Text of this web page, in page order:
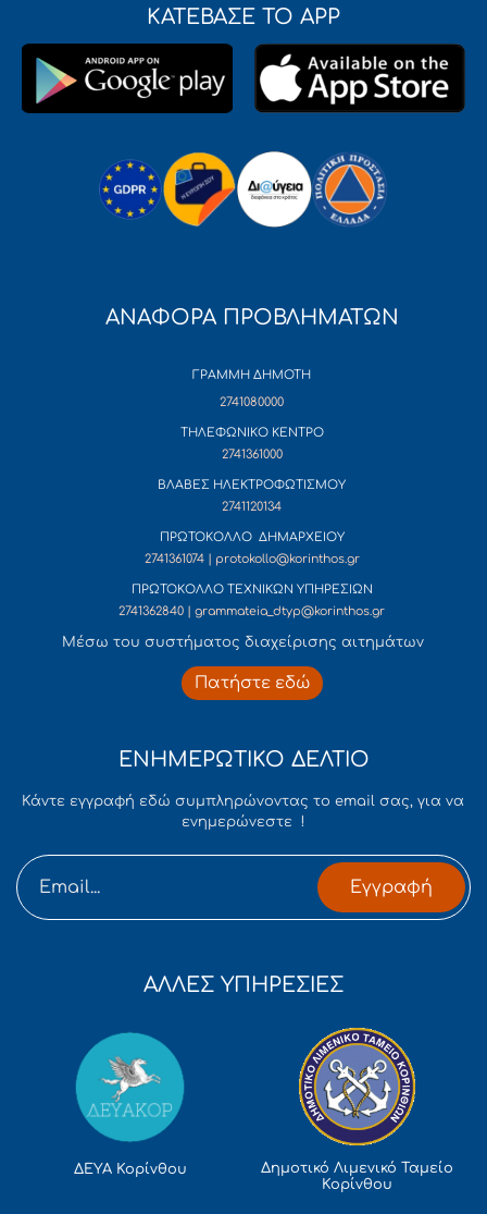
ΚΑΤΕΒΑΣΕ ΤΟ APP
ΑΝΑΦΟΡΑ ΠΡΟΒΛΗΜΑΤΩΝ
ΓΡΑΜΜΗ ΔΗΜΟΤΗ
2741080000
ΤΗΛΕΦΩΝΙΚΟ ΚΕΝΤΡΟ
2741361000
ΒΛΑΒΕΣ ΗΛΕΚΤΡΟΦΩΤΙΣΜΟΥ
2741120134
ΠΡΩΤΟΚΟΛΛΟ ΔΗΜΑΡΧΕΙΟΥ
2741361074 | protokollo@korinthos.gr
ΠΡΩΤΟΚΟΛΛΟ ΤΕΧΝΙΚΩΝ ΥΠΗΡΕΣΙΩΝ
2741362840 | grammateia_dtyp@korinthos.gr
Mέσω του συστήματος διαχείρισης αιτημάτων
Πατήστε εδώ
ΕΝΗΜΕΡΩΤΙΚΟ ΔΕΛΤΙΟ
Κάντε εγγραφή εδώ συμπληρώνοντας το email σας, για να
ενημερώνεστε !
Εγγραφή
ΑΛΛΕΣ ΥΠΗΡΕΣΙΕΣ
ΔΕΥΑ Κορίνθου
Δημοτικό Λιμενικό Ταμείο
Κορίνθου